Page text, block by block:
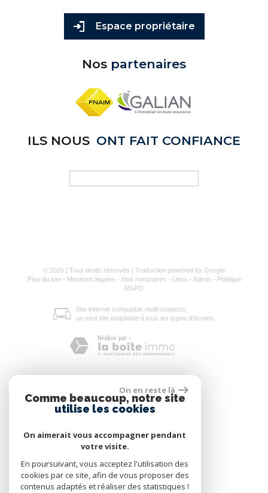
Espace propriétaire
Nos partenaires
ILS NOUS ONT FAIT CONFIANCE
© 2026 | Tous droits réservés | Traduction powered by Google
Plan du site- Mentions légales - Nos honoraires - Liens - Admin - Politique
RGPD
Site internet compatible multi-supports,
un seul site adaptable à tous les types d'écrans.
On en reste là
Comme beaucoup, notre site
utilise les cookies
On aimerait vous accompagner pendant
votre visite.
En poursuivant, vous acceptez l'utilisation des
cookies par ce site, afin de vous proposer des
contenus adaptés et réaliser des statistiques !